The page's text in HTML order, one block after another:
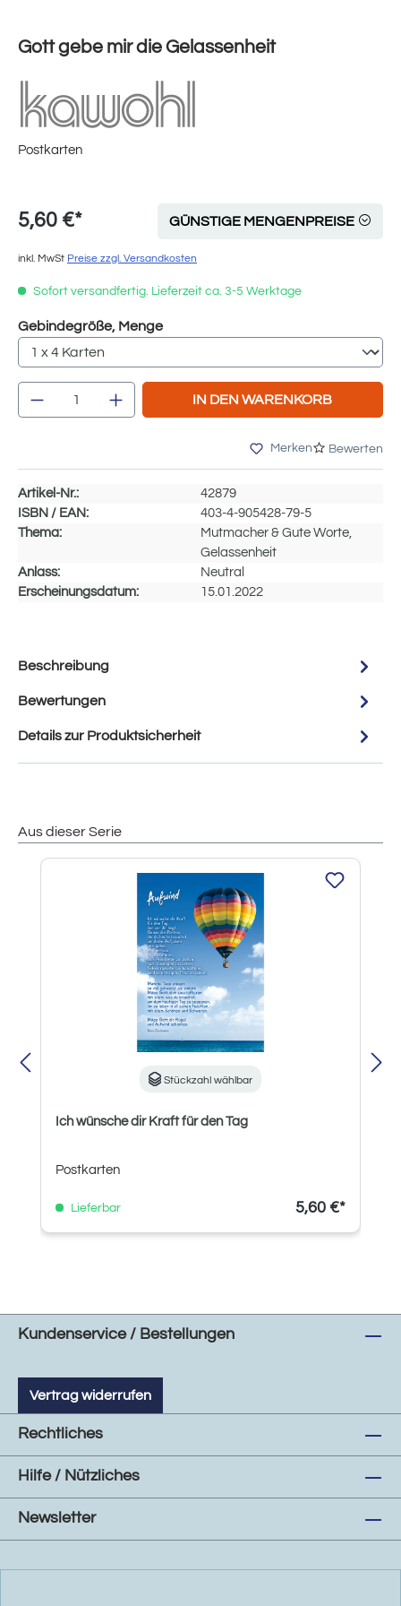
Gott gebe mir die Gelassenheit
Postkarten
5,60 €* GÜNSTIGE MENGENPREISE
inkl. MwSt Preise zzgl. Versandkosten
Sofort versandfertig. Lieferzeit ca. 3-5 Werktage
Gebindegröße, Mengeauswählen
Produkt Anzahl: Gib den gewünschten
IN DEN WARENKORB
Merken Bewerten
Artikel-Nr.:
42879
ISBN / EAN:
403-4-905428-79-5
Thema:
Mutmacher & Gute Worte,
Gelassenheit
Anlass:
Neutral
Erscheinungsdatum:
15.01.2022
Beschreibung
Bewertungen
Details zur Produktsicherheit
Aus dieser Serie
Produktgalerie überspringen
Stückzahl wählbar
Ich wünsche dir Kraft für den Tag
Postkarten
Lieferbar 5,60 €*
Kundenservice / Bestellungen
Vertrag widerrufen
Rechtliches
Hilfe / Nützliches
Newsletter